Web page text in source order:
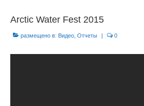
Новости
Arctic Water Fest 2015
размещено в: Видео Отчеты | 0